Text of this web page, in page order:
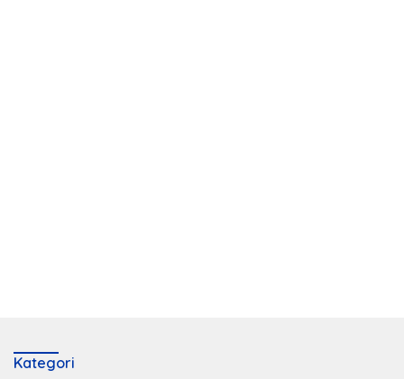
Kategori